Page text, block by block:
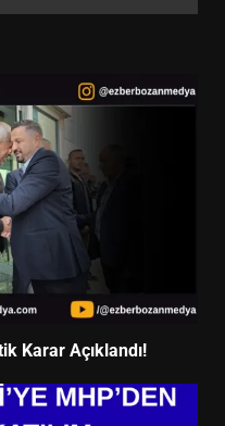
Karar Açıklandı!